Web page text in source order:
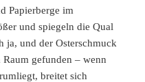
Papierberge im
und spiegeln die Qual
ja, und der Osterschmuck
gefunden – wenn
breitet sich